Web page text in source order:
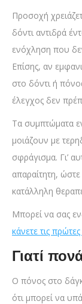
Προσοχή
δόντι αντιδρά
ενόχληση που
Επίσης, αν
στο δόντι ή
έλεγχος δεν
Τα συμπτώματα
μοιάζουν με
σφράγισμα. Γι’
απαραίτητη, ώστε
κατάλληλη
Μπορεί να σας
κάνετε τις
Γιατί
Ο πόνος στο
ότι μπορεί να